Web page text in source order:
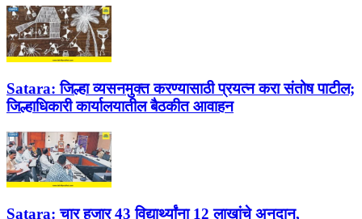
Satara: जिल्हा व्यसनमुक्त करण्यासाठी प्रयत्न करा संतोष पाटील;
जिल्हाधिकारी कार्यालयातील बैठकीत आवाहन
Satara: चार हजार 43 विद्यार्थ्यांना 12 लाखांचे अनुदान,